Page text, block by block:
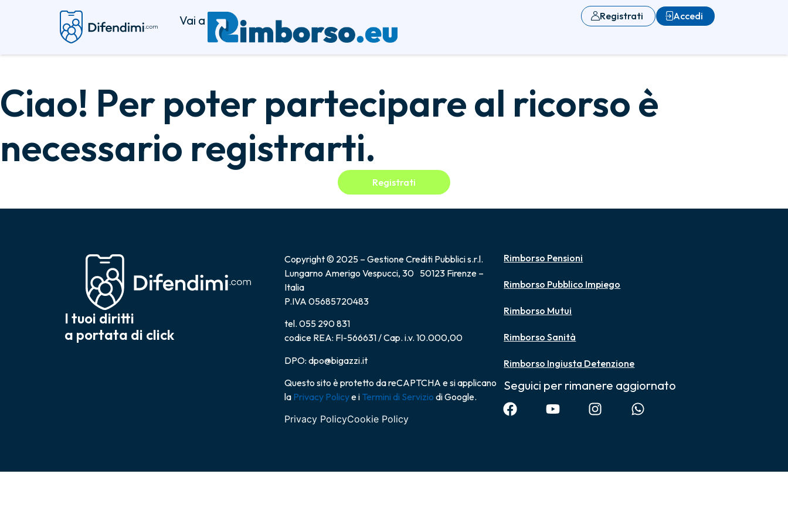
Vai a Accedi
Registrati
Ciao! Per poter partecipare al ricorso è
necessario registrarti.
Registrati
I tuoi diritti
a portata di click
Copyright © 2025 – Gestione Crediti Pubblici s.r.l.
Lungarno Amerigo Vespucci, 30 50123 Firenze –
Italia
P.IVA 05685720483
tel. 055 290 831
codice REA: FI-566631 / Cap. i.v. 10.000,00
DPO: dpo@bigazzi.it
Questo sito è protetto da reCAPTCHA e si applicano
la Privacy Policye i Termini di Servizio di Google.
Privacy PolicyCookie Policy
Rimborso Pensioni
Rimborso Pubblico Impiego
Rimborso Mutui
Rimborso Sanità
Rimborso Ingiusta Detenzione
Seguici per rimanere aggiornato